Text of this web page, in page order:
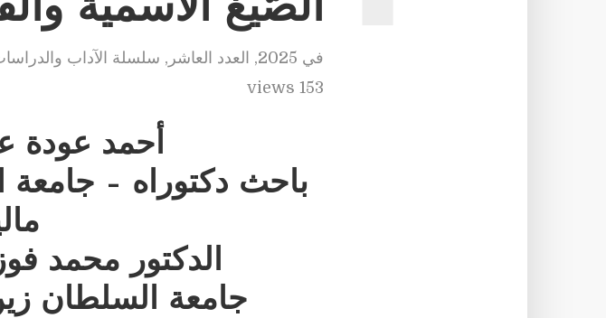
الصّيغ الاسميّة
في 2025
, العدد العاشر , سلسلة الآداب
153 views
أحمد عودة
باحث دكتوراه – جامعة
الدكتور محمد
جامعة السلطان